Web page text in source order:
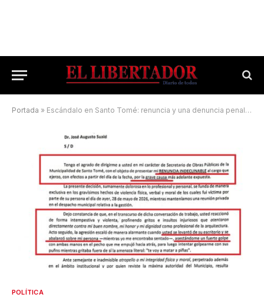
Portada » Escándalo en Santo Tomé: renuncia y una denuncia penal contra Suaid
POLÍTICA